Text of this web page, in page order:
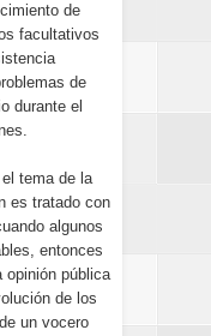
de
facultativos
de
durante el
tema de la
es tratado con
algunos
entonces
opinión pública
de los
un vocero